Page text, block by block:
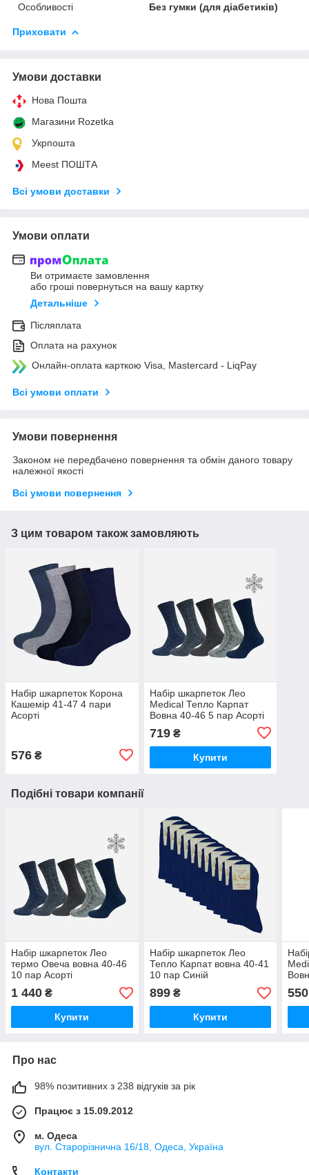
Особливості
Без гумки (для діабетиків)
Приховати
Умови доставки
Нова Пошта
Магазини Rozetka
Укрпошта
Meest ПОШТА
Всі умови доставки
Умови оплати
Ви отримаєте замовлення
або гроші повернуться на вашу картку
Детальніше
Післяплата
Оплата на рахунок
Онлайн-оплата карткою Visa, Mastercard - LiqPay
Всі умови оплати
Умови повернення
Законом не передбачено повернення та обмін даного товару
належної якості
Всі умови повернення
З цим товаром також замовляють
Набір шкарпеток Корона
Кашемір 41-47 4 пари
Асорті
576 ₴
Набір шкарпеток Лео
Medical Тепло Карпат
Вовна 40-46 5 пар Асорті
719₴
Купити
Подібні товари компанії
Набір шкарпеток Лео
термо Овеча вовна 40-46
10 пар Асорті
1 440 ₴
Купити
Набір шкарпеток Лео
Тепло Карпат вовна 40-41
10 пар Синій
899₴
Купити
550
Про нас
98% позитивних з 238 відгуків за рік
Працює з 15.09.2012
м. Одеса
вул. Старорізнична 16/18, Одеса, Україна
Контакти